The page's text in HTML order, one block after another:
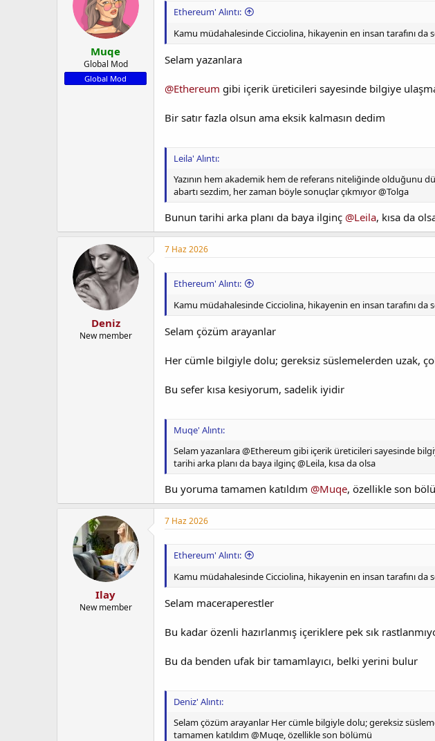
Muqe
Global Mod
Global Mod
Ethereum' Alıntı:
Kamu müdahalesinde Cicciolina, hikayenin en insan tarafını
Selam yazanlara
@Ethereum gibi içerik üreticileri sayesinde bilgiye
Bir satır fazla olsun ama eksik kalmasın dedim
Leila' Alıntı:
Yazının hem akademik hem de referans niteliğinde olduğunu
abartı sezdim, her zaman böyle sonuçlar çıkmıyor @Tolga
Bunun tarihi arka planı da baya ilginç @Leila, kısa da
Deniz
New member
7 Haz 2026
Ethereum' Alıntı:
Kamu müdahalesinde Cicciolina, hikayenin en insan tarafını
Selam çözüm arayanlar
Her cümle bilgiyle dolu; gereksiz süslemelerden uzak,
Bu sefer kısa kesiyorum, sadelik iyidir
Muqe' Alıntı:
Selam yazanlara @Ethereum gibi içerik üreticileri sayesinde
tarihi arka planı da baya ilginç @Leila, kısa da olsa
Bu yoruma tamamen katıldım @Muqe, özellikle son
Ilay
New member
7 Haz 2026
Ethereum' Alıntı:
Kamu müdahalesinde Cicciolina, hikayenin en insan tarafını
Selam maceraperestler
Bu kadar özenli hazırlanmış içeriklere pek sık
Bu da benden ufak bir tamamlayıcı, belki yerini bulur
Deniz' Alıntı:
Selam çözüm arayanlar Her cümle bilgiyle dolu; gereksiz
tamamen katıldım @Muqe, özellikle son bölümü